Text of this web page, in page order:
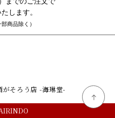
します。
商品除く）
がそろう店 -海琳堂-